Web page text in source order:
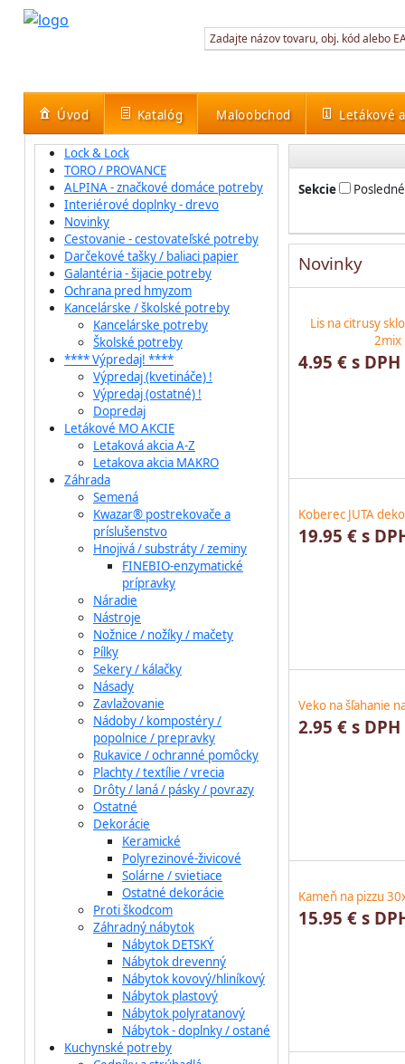
Úvod Katalóg Maloobchod Letákové
Lock & Lock
TORO / PROVANCE
ALPINA - značkové domáce potreby
Interiérové doplnky - drevo
Novinky
Cestovanie - cestovateľské potreby
Darčekové tašky / baliaci papier
Galantéria - šijacie potreby
Ochrana pred hmyzom
Kancelárske / školské potreby
Kancelárske potreby
Školské potreby
**** Výpredaj! ****
Výpredaj (kvetináče) !
Výpredaj (ostatné) !
Dopredaj
Letákové MO AKCIE
Letaková akcia A-Z
Letakova akcia MAKRO
Záhrada
Semená
Kwazar® postrekovače a
príslušenstvo
Hnojivá / substráty / zeminy
FINEBIO-enzymatické
prípravky
Náradie
Nástroje
Nožnice / nožíky / mačety
Pílky
Sekery / kálačky
Násady
Zavlažovanie
Nádoby / kompostéry /
popolnice / prepravky
Rukavice / ochranné pomôcky
Plachty / textílie / vrecia
Drôty / laná / pásky / povrazy
Ostatné
Dekorácie
Keramické
Polyrezinové-živicové
Solárne / svietiace
Ostatné dekorácie
Proti škodcom
Záhradný nábytok
Nábytok DETSKÝ
Nábytok drevenný
Nábytok kovový/hliníkový
Nábytok plastový
Nábytok polyratanový
Nábytok - doplnky / ostané
Kuchynské potreby
Sekcie
Novinky
Lis na citrusy
2mix
4.95 € s DPH
Koberec JUTA
19.95 € s
Veko na šľahanie
2.95 € s DPH
Kameň na pizzu
15.95 € s